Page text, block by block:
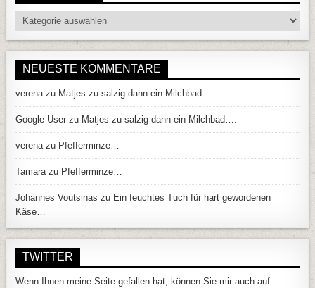
Kategorien
NEUESTE KOMMENTARE
verenazu Matjes zu salzig dann ein Milchbad….
Google User zu Matjes zu salzig dann ein Milchbad….
verenazu Pfefferminze…
Tamarazu Pfefferminze…
Johannes Voutsinas zu Ein feuchtes Tuch für hart gewordenen
Käse…
TWITTER
Wenn Ihnen meine Seite gefallen hat, können Sie mir auch auf